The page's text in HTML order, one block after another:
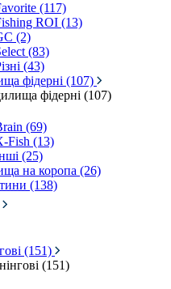
(117)
ROI (13)
(2)
(83)
(43)
фідерні (107)
фідерні (107)
(69)
Fish (13)
(25)
на коропа (26)
(138)
(151)
(151)